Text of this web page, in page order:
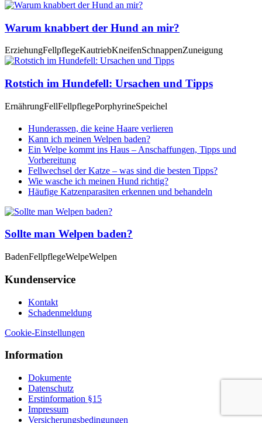
Warum knabbert der Hund an mir?
ErziehungFellpflegeKautriebKneifenSchnappenZuneigung
Rotstich im Hundefell: Ursachen und Tipps
ErnährungFellFellpflegePorphyrineSpeichel
Hunderassen, die keine Haare verlieren
Kann ich meinen Welpen baden?
Ein Welpe kommt ins Haus – Anschaffungen, Tipps und
Vorbereitung
Fellwechsel der Katze – was sind die besten Tipps?
Wie wasche ich meinen Hund richtig?
Häufige Katzenparasiten erkennen und behandeln
Sollte man Welpen baden?
BadenFellpflegeWelpeWelpen
Kundenservice
Kontakt
Schadenmeldung
Cookie-Einstellungen
Information
Dokumente
Datenschutz
Erstinformation §15
Impressum
Versicherungsbedingungen